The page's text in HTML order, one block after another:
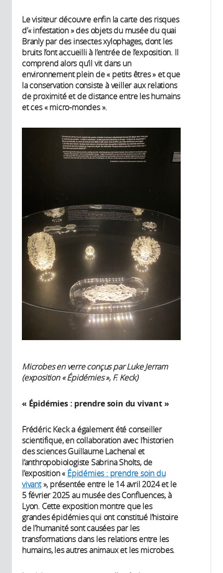
Le visiteur découvre enfin la carte des risques
d’« infestation » des objets du musée du quai
Branly par des insectes xylophages, dont les
bruits l’ont accueilli à l’entrée de l’exposition. Il
comprend alors qu’il vit dans un
environnement plein de « petits êtres » et que
la conservation consiste à veiller aux relations
de proximité et de distance entre les humains
et ces « micro-mondes ».
Microbes en verre conçus par Luke Jerram
(exposition « Épidémies », F. Keck)
« Épidémies : prendre soin du vivant »
Frédéric Keck a également été conseiller
scientifique, en collaboration avec l’historien
des sciences Guillaume Lachenal et
l’anthropobiologiste Sabrina Sholts, de
l’exposition « Épidémies : prendre soin du
vivant», présentée entre le 14 avril 2024 et le
5 février 2025 au musée des Confluences, à
Lyon. Cette exposition montre que les
grandes épidémies qui ont constitué l’histoire
de l’humanité sont causées par les
transformations dans les relations entre les
humains, les autres animaux et les microbes.